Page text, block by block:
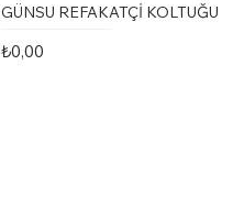
GÜNSU REFAKATÇİ KOLTUĞU
Fiyat
₺0,00